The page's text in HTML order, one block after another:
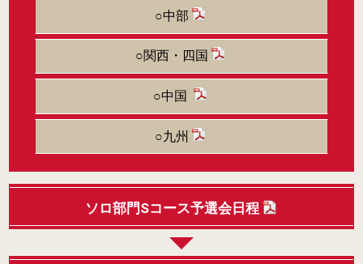
○中部
○関西・四国
○中国
○九州
ソロ部門Sコース予選会日程